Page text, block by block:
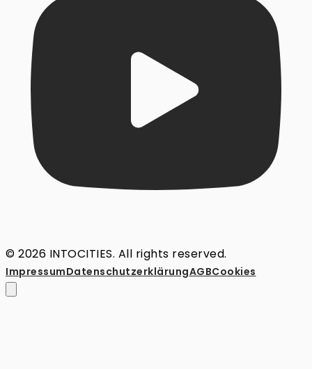
© 2026 INTOCITIES. All rights reserved.
ImpressumDatenschutz­erklärungAGBCookies